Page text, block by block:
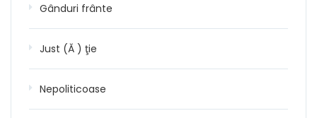
Gânduri frânte
Just (Ă ) ţie
Nepoliticoase